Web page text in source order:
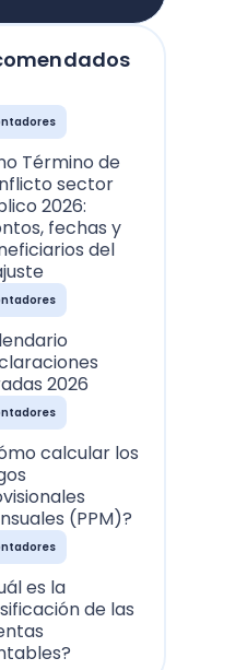
Término de
sector
2026:
fechas y
del
2026
calcular los
(PPM)?
es la
de las